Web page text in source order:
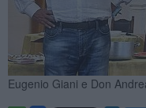
Eugenio Giani e Don